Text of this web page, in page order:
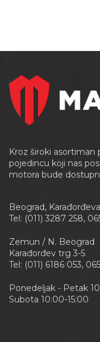
Kroz široki
pojedincu koji nas
motora bude
Beograd,
Tel: (011) 3287 258,
Zemun / N. Beograd
Karađorđev trg 3-5
Tel: (011) 6186 053,
Ponedeljak - Petak
Subota 10:00-15:00